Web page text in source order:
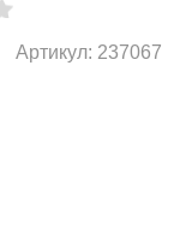
Артикул: 237067